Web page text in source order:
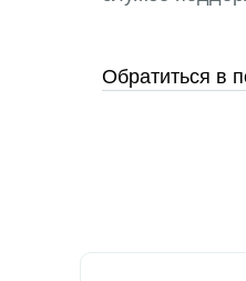
Обратиться в